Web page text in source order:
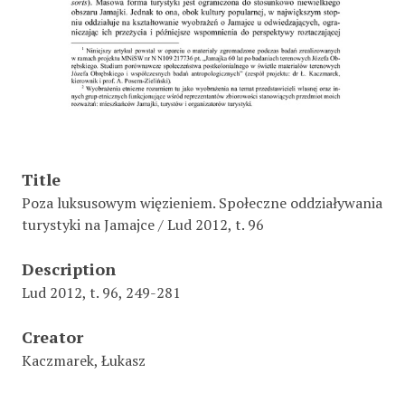
Title
Poza luksusowym więzieniem. Społeczne oddziaływania
turystyki na Jamajce / Lud 2012, t. 96
Description
Lud 2012, t. 96, 249-281
Creator
Kaczmarek, Łukasz